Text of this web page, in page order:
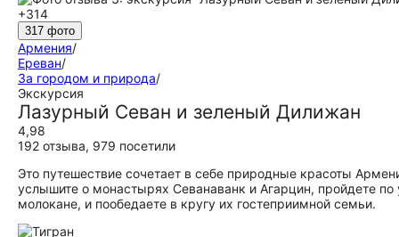
+314
317 фото
Армения/
Ереван/
За городом и природа/
Экскурсия
Лазурный Севан и зеленый Дилижан
4,98
192 отзыва, 979 посетили
Это путешествие сочетает в себе природные красоты
услышите о монастырях Севанаванк и Агарцин, пройдете
молокане, и пообедаете в кругу их гостеприимной семьи.